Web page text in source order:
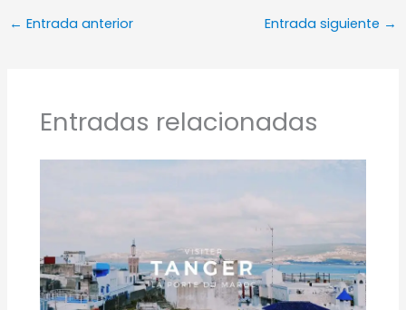
← Entrada anterior Entrada siguiente →
Entradas relacionadas